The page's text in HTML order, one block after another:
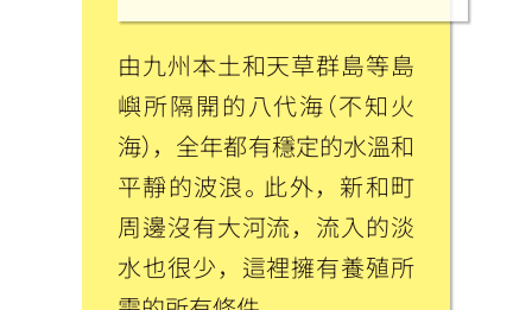
由九州本土和天草群島等島
嶼所隔開的八代海（不知火
海），全年都有穩定的水溫和
平靜的波浪。此外，新和町
周邊沒有大河流，流入的淡
水也很少，這裡擁有養殖所